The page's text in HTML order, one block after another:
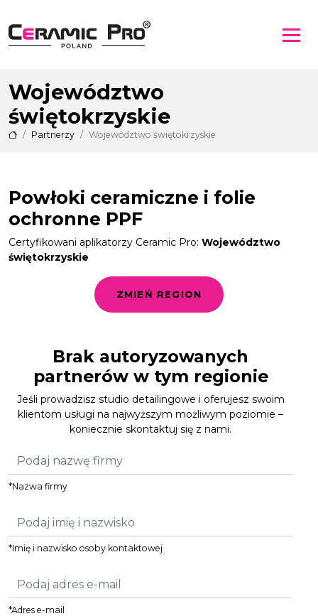
Województwo
świętokrzyskie
Partnerzy Województwo świętokrzyskie
Powłoki ceramiczne i folie
ochronne PPF
Certyfikowani aplikatorzy Ceramic Pro: Województwo
świętokrzyskie
ZMIEŃ REGION
Brak autoryzowanych
partnerów w tym regionie
Jeśli prowadzisz studio detailingowe i oferujesz swoim
klientom usługi na najwyższym możliwym poziomie –
koniecznie skontaktuj się z nami.
*Nazwa firmy
*Imię i nazwisko osoby kontaktowej
*Adres e-mail